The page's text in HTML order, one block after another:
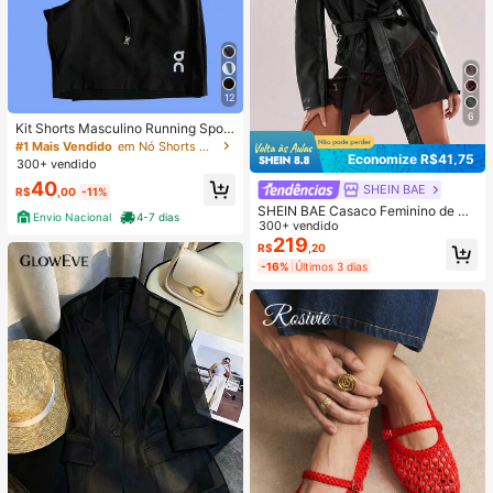
12
Kit Shorts Masculino Running Sport
Fit Academia Treino
#1 Mais Vendido
em Nó Shorts masculinos
300+ vendido
R$40 ,00 -11%
Envio Nacional
4-7 dias
6
Economize R$41,75
SHEIN BAE
SHEIN BAE Casaco Feminino de M
oda Casual Cor Sólida com Dupla F
ileira de Botões
300+ vendido
R$219 ,20
-16% Últimos 3 dias